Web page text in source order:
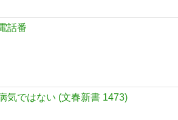
話番
気ではない (文春新書 1473)